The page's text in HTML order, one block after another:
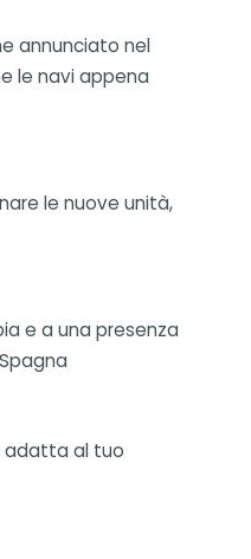
annunciato nel
le navi appena
le nuove unità,
e a una presenza
adatta al tuo